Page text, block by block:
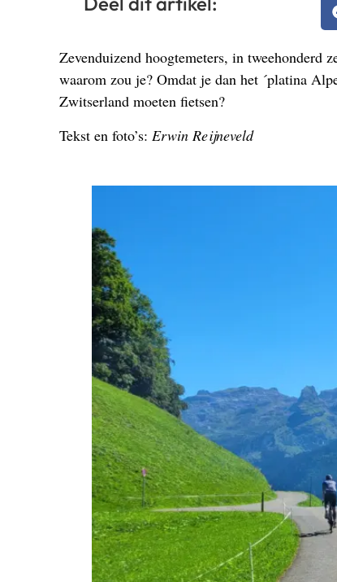
Zevenduizend hoogtemeters, in tweehonderd
waarom zou je? Omdat je dan het ´platina
Zwitserland moeten fietsen?
Tekst en foto’s: Erwin Reijneveld